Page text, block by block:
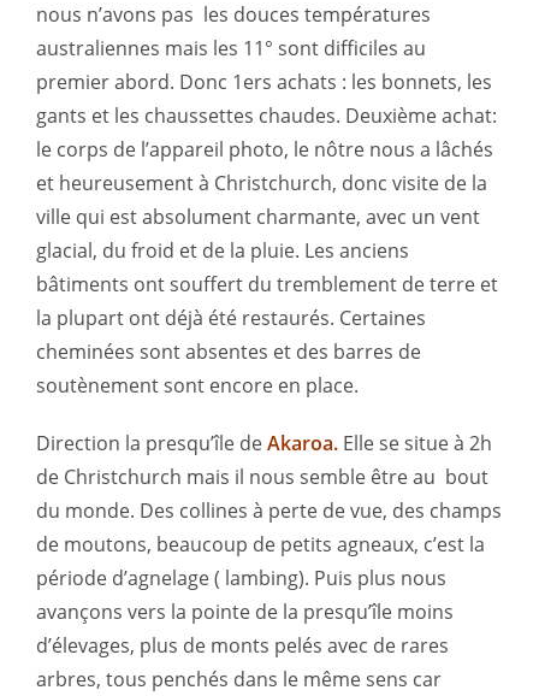
nous n’avons pas les douces températures
australiennes mais les 11° sont difficiles au
premier abord. Donc 1ers achats : les bonnets, les
gants et les chaussettes chaudes. Deuxième achat:
le corps de l’appareil photo, le nôtre nous a lâchés
et heureusement à Christchurch, donc visite de la
ville qui est absolument charmante, avec un vent
glacial, du froid et de la pluie. Les anciens
bâtiments ont souffert du tremblement de terre et
la plupart ont déjà été restaurés. Certaines
cheminées sont absentes et des barres de
soutènement sont encore en place.
Direction la presqu’île deAkaroa. Elle se situe à 2h
de Christchurch mais il nous semble être au bout
du monde. Des collines à perte de vue, des champs
de moutons, beaucoup de petits agneaux, c’est la
période d’agnelage ( lambing). Puis plus nous
avançons vers la pointe de la presqu’île moins
d’élevages, plus de monts pelés avec de rares
arbres, tous penchés dans le même sens car